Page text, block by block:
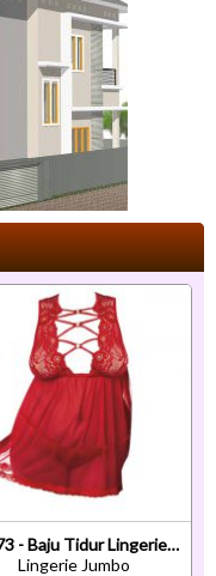
L1173 - Baju Tidur Lingerie Jumbo Big Size Babydoll Mini Dress Merah Transparan Ikat Belakang
Lingerie Jumbo